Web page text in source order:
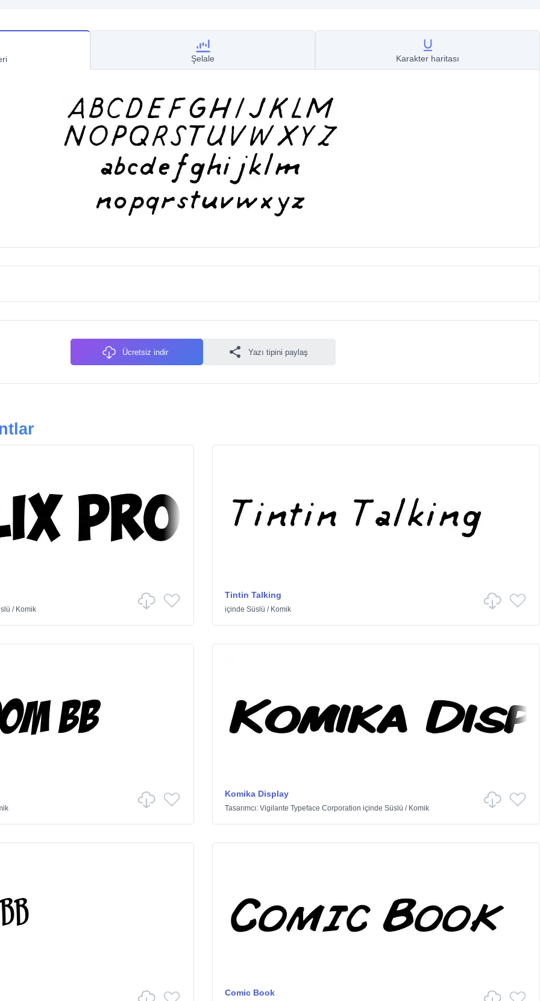
Şelale Karakter haritası
Ücretsiz indir Yazı tipini paylaş
/ Komik
Tintin Talking
içinde Süslü / Komik
Komika Display
Tasarımcı: Vigilante Typeface Corporation içinde Süslü / Komik
Comic Book